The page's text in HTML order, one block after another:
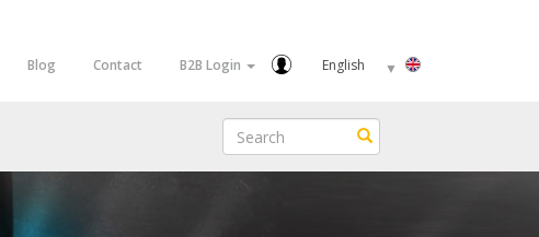
Blog Contact B2B Login
Select
language
Search Search